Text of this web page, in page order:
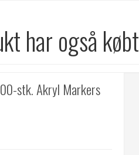
har også købt
stk. Akryl Markers